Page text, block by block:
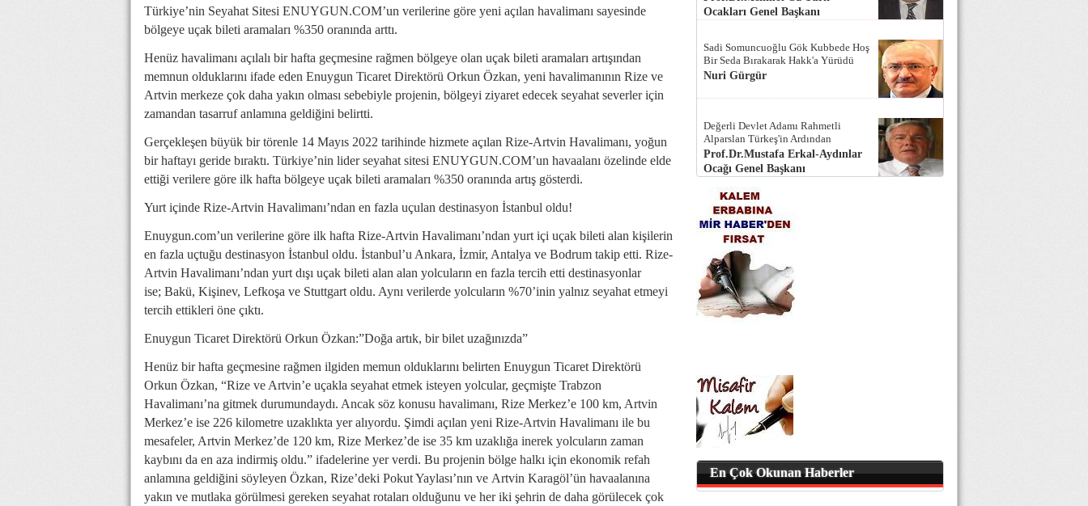
Türkiye’nin Seyahat Sitesi ENUYGUN.COM’un verilerine göre yeni açılan havalimanı sayesinde
bölgeye uçak bileti aramaları %350 oranında arttı.
Henüz havalimanı açılalı bir hafta geçmesine rağmen bölgeye olan uçak bileti aramaları artışından
memnun olduklarını ifade eden Enuygun Ticaret Direktörü Orkun Özkan, yeni havalimanının Rize ve
Artvin merkeze çok daha yakın olması sebebiyle projenin, bölgeyi ziyaret edecek seyahat severler için
zamandan tasarruf anlamına geldiğini belirtti.
Gerçekleşen büyük bir törenle 14 Mayıs 2022 tarihinde hizmete açılan Rize-Artvin Havalimanı, yoğun
bir haftayı geride bıraktı. Türkiye’nin lider seyahat sitesi ENUYGUN.COM’un havaalanı özelinde elde
ettiği verilere göre ilk hafta bölgeye uçak bileti aramaları %350 oranında artış gösterdi.
Yurt içinde Rize-Artvin Havalimanı’ndan en fazla uçulan destinasyon İstanbul oldu!
Enuygun.com’un verilerine göre ilk hafta Rize-Artvin Havalimanı’ndan yurt içi uçak bileti alan kişilerin
en fazla uçtuğu destinasyon İstanbul oldu. İstanbul’u Ankara, İzmir, Antalya ve Bodrum takip etti. Rize-
Artvin Havalimanı’ndan yurt dışı uçak bileti alan alan yolcuların en fazla tercih etti destinasyonlar
ise; Bakü, Kişinev, Lefkoşa ve Stuttgart oldu. Aynı verilerde yolcuların %70’inin yalnız seyahat etmeyi
tercih ettikleri öne çıktı.
Enuygun Ticaret Direktörü Orkun Özkan:”Doğa artık, bir bilet uzağınızda”
Henüz bir hafta geçmesine rağmen ilgiden memun olduklarını belirten Enuygun Ticaret Direktörü
Orkun Özkan, “Rize ve Artvin’e uçakla seyahat etmek isteyen yolcular, geçmişte Trabzon
Havalimanı’na gitmek durumundaydı. Ancak söz konusu havalimanı, Rize Merkez’e 100 km, Artvin
Merkez’e ise 226 kilometre uzaklıkta yer alıyordu. Şimdi açılan yeni Rize-Artvin Havalimanı ile bu
mesafeler, Artvin Merkez’de 120 km, Rize Merkez’de ise 35 km uzaklığa inerek yolcuların zaman
kaybını da en aza indirmiş oldu.” ifadelerine yer verdi. Bu projenin bölge halkı için ekonomik refah
anlamına geldiğini söyleyen Özkan, Rize’deki Pokut Yaylası’nın ve Artvin Karagöl’ün havaalanına
yakın ve mutlaka görülmesi gereken seyahat rotaları olduğunu ve her iki şehrin de daha görülecek çok
Ocakları Genel Başkanı
Sadi Somuncuoğlu Gök Kubbede Hoş
Bir Seda Bırakarak Hakk'a Yürüdü
Nuri Gürgür
Değerli Devlet Adamı Rahmetli
Alparslan Türkeş'in Ardından
Prof.Dr.Mustafa Erkal-Aydınlar
Ocağı Genel Başkanı
En Çok Okunan Haberler